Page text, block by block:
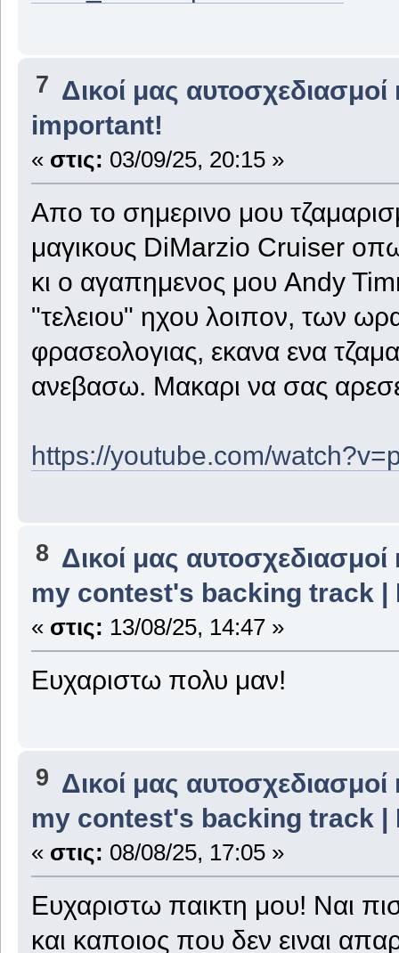
7 Δικοί μας αυτοσχεδιασμοί
important!
« στις: 03/09/25, 20:15 »
Απο το σημερινο μου
μαγικους DiMarzio Cruiser
κι ο αγαπημενος μου Andy
"τελειου" ηχου λοιπον, των
φρασεολογιας, εκανα ενα
ανεβασω. Μακαρι να σας
https://youtube.com/
8 Δικοί μας αυτοσχεδιασμοί
my contest's backing track |
« στις: 13/08/25, 14:47 »
Ευχαριστω πολυ μαν!
9 Δικοί μας αυτοσχεδιασμοί
my contest's backing track |
« στις: 08/08/25, 17:05 »
Ευχαριστω παικτη μου! Ναι
και καποιος που δεν ειναι